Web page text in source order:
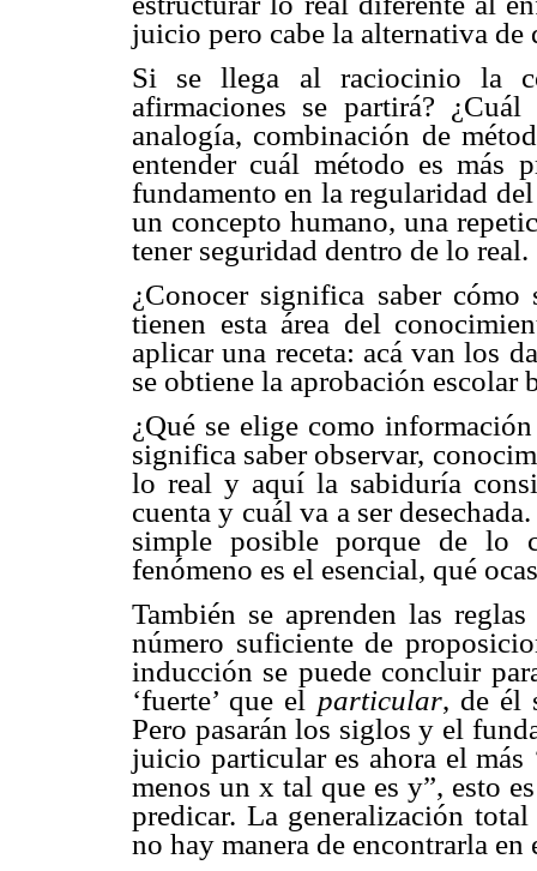
juicio pero cabe la alternativa de
Si se llega al raciocinio la
afirmaciones se partirá?
analogía, combinación de
entender cuál método es más
fundamento en la regularidad
un concepto humano, una
tener seguridad dentro de lo real.
¿Conocer significa saber
tienen esta área del
aplicar una receta: acá van los
se obtiene la aprobación escolar
¿Qué se elige como
significa saber observar,
lo real y aquí la sabiduría
cuenta y cuál va a ser
simple posible porque de lo
fenómeno es el esencial, qué
También se aprenden las
número suficiente de
inducción se puede concluir
‘fuerte’ que el particular, de él
Pero pasarán los siglos y el
juicio particular es ahora el más
menos un x tal que es y”, esto
predicar. La generalización
no hay manera de encontrarla en